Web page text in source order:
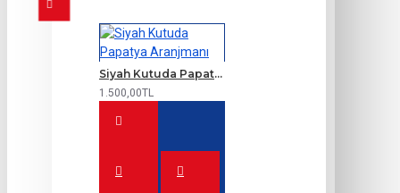
Siyah Kutuda Papatya Aranjmanı
1.500,00TL